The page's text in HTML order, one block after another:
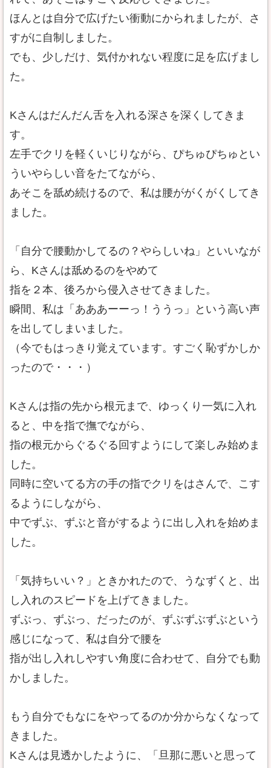
ほんとは自分で広げたい衝動にかられましたが、さ
すがに自制しました。
でも、少しだけ、気付かれない程度に足を広げまし
た。
Kさんはだんだん舌を入れる深さを深くしてきま
す。
左手でクリを軽くいじりながら、ぴちゅぴちゅとい
ういやらしい音をたてながら、
あそこを舐め続けるので、私は腰ががくがくしてき
ました。
「自分で腰動かしてるの？やらしいね」といいなが
ら、Kさんは舐めるのをやめて
指を２本、後ろから侵入させてきました。
瞬間、私は「あああーーっ！ううっ」という高い声
を出してしまいました。
（今でもはっきり覚えています。すごく恥ずかしか
ったので・・・）
Kさんは指の先から根元まで、ゆっくり一気に入れ
ると、中を指で撫でながら、
指の根元からぐるぐる回すようにして楽しみ始めま
した。
同時に空いてる方の手の指でクリをはさんで、こす
るようにしながら、
中でずぶ、ずぶと音がするように出し入れを始めま
した。
「気持ちいい？」ときかれたので、うなずくと、出
し入れのスピードを上げてきました。
ずぶっ、ずぶっ、だったのが、ずぶずぶずぶという
感じになって、私は自分で腰を
指が出し入れしやすい角度に合わせて、自分でも動
かしました。
もう自分でもなにをやってるのか分からなくなって
きました。
Kさんは見透かしたように、「旦那に悪いと思って